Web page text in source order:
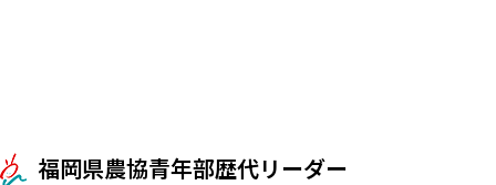
福岡県農協青年部歴代リーダー